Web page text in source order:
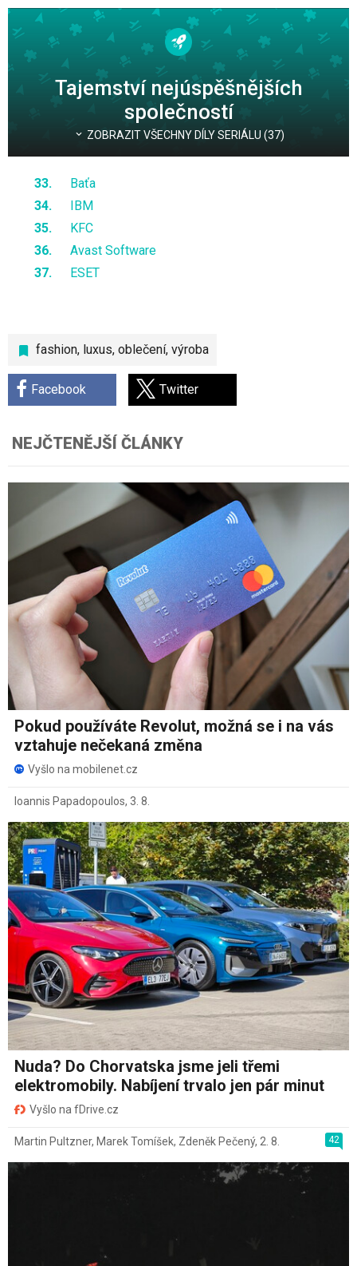
Tajemství nejúspěšnějších
společností
ZOBRAZIT VŠECHNY DÍLY SERIÁLU (37)
Baťa
IBM
KFC
Avast Software
ESET
fashion, luxus, oblečení, výroba
Facebook Twitter
NEJČTENĚJŠÍ ČLÁNKY
Pokud používáte Revolut, možná se i na vás
vztahuje nečekaná změna
Vyšlo na mobilenet.cz
Ioannis Papadopoulos, 3. 8.
Nuda? Do Chorvatska jsme jeli třemi
elektromobily. Nabíjení trvalo jen pár minut
Vyšlo na fDrive.cz
42
Martin Pultzner, Marek Tomíšek, Zdeněk Pečený, 2. 8.